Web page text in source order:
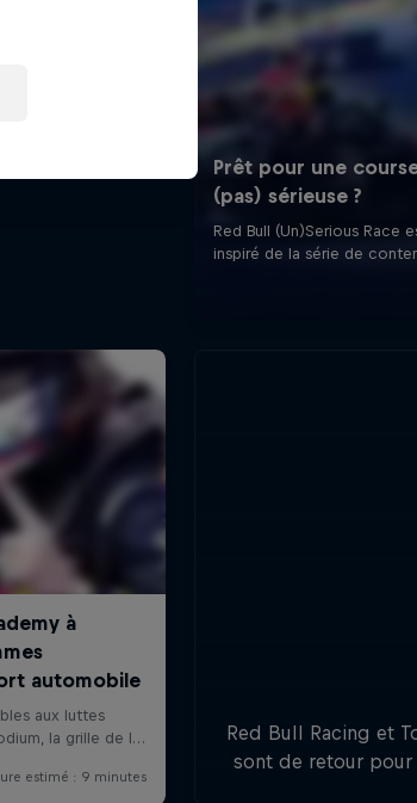
Red Bull Racing et
sont de retour pour